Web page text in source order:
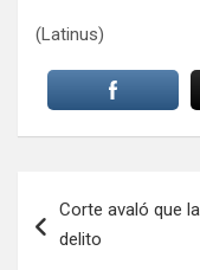
(Latinus)
de
Corte avaló que
delito